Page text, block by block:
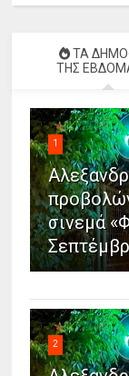
ΤΑ
ΤΗΣ
1
σινεμά
2